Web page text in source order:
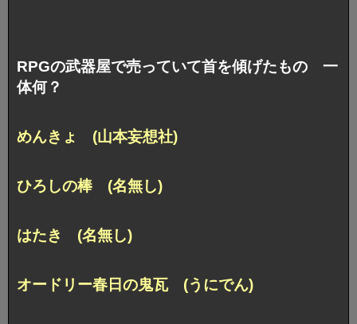
RPGの武器屋で売っていて首を傾げたもの 一
体何？
めんきょ (山本妄想社)
ひろしの棒 (名無し)
はたき (名無し)
オードリー春日の鬼瓦 (うにでん)